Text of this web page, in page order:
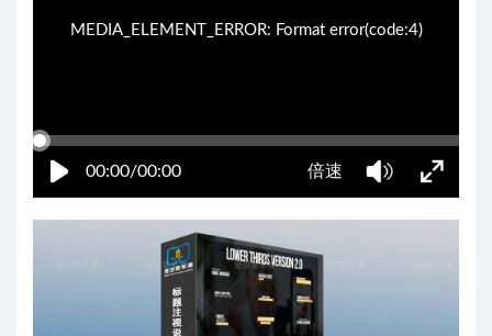
00:00/00:00 倍速
MEDIA_ELEMENT_ERROR: Format error(code:4)